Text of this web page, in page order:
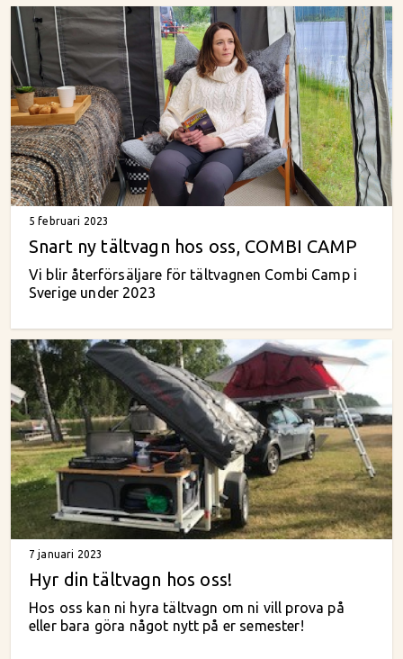
5 februari 2023
Snart ny tältvagn hos oss, COMBI CAMP
Vi blir återförsäljare för tältvagnen Combi Camp i
Sverige under 2023
7 januari 2023
Hyr din tältvagn hos oss!
Hos oss kan ni hyra tältvagn om ni vill prova på
eller bara göra något nytt på er semester!